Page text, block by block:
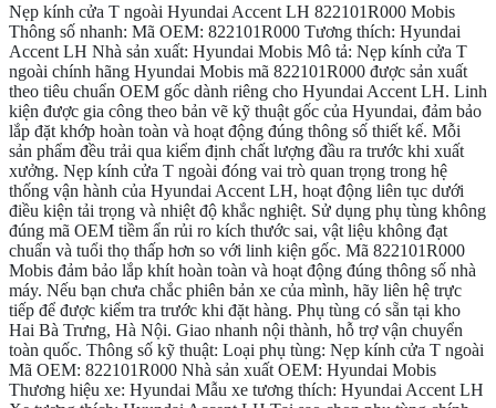
Nẹp kính cửa T ngoài Hyundai Accent LH 822101R000 Mobis
Thông số nhanh: Mã OEM: 822101R000 Tương thích: Hyundai
Accent LH Nhà sản xuất: Hyundai Mobis Mô tả: Nẹp kính cửa T
ngoài chính hãng Hyundai Mobis mã 822101R000 được sản xuất
theo tiêu chuẩn OEM gốc dành riêng cho Hyundai Accent LH. Linh
kiện được gia công theo bản vẽ kỹ thuật gốc của Hyundai, đảm bảo
lắp đặt khớp hoàn toàn và hoạt động đúng thông số thiết kế. Mỗi
sản phẩm đều trải qua kiểm định chất lượng đầu ra trước khi xuất
xưởng. Nẹp kính cửa T ngoài đóng vai trò quan trọng trong hệ
thống vận hành của Hyundai Accent LH, hoạt động liên tục dưới
điều kiện tải trọng và nhiệt độ khắc nghiệt. Sử dụng phụ tùng không
đúng mã OEM tiềm ẩn rủi ro kích thước sai, vật liệu không đạt
chuẩn và tuổi thọ thấp hơn so với linh kiện gốc. Mã 822101R000
Mobis đảm bảo lắp khít hoàn toàn và hoạt động đúng thông số nhà
máy. Nếu bạn chưa chắc phiên bản xe của mình, hãy liên hệ trực
tiếp để được kiểm tra trước khi đặt hàng. Phụ tùng có sẵn tại kho
Hai Bà Trưng, Hà Nội. Giao nhanh nội thành, hỗ trợ vận chuyển
toàn quốc. Thông số kỹ thuật: Loại phụ tùng: Nẹp kính cửa T ngoài
Mã OEM: 822101R000 Nhà sản xuất OEM: Hyundai Mobis
Thương hiệu xe: Hyundai Mẫu xe tương thích: Hyundai Accent LH